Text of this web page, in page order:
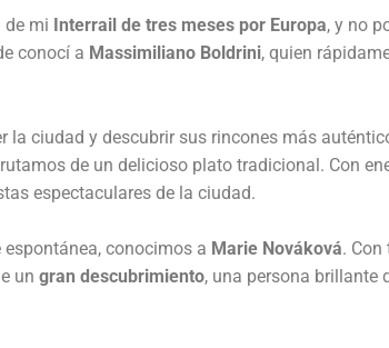
de mi Interrail de tres meses por Europa, y no
conocí a Massimiliano Boldrini, quien
la ciudad y descubrir sus rincones más
de un delicioso plato tradicional. Con
espectaculares de la ciudad.
conocimos a Marie Nováková.
un gran descubrimiento, una persona brillante